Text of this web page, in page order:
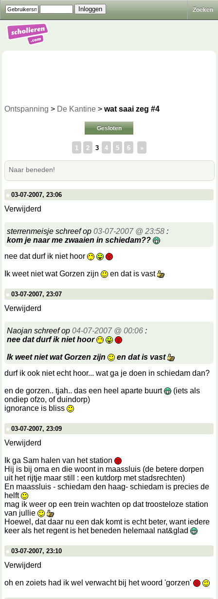
Zoeken
Ontspanning > De Kantine > wat saai zeg #4
Gesloten
1 2 3 4 5 6 »
Naar beneden!
03-07-2007, 23:06
Verwijderd
sterrenmeisje schreef op 03-07-2007 @ 23:58 :
kom je naar me zwaaien in schiedam??
nee dat durf ik niet hoor
Ik weet niet wat Gorzen zijn en dat is vast
03-07-2007, 23:07
Verwijderd
Naojan schreef op 04-07-2007 @ 00:06 :
nee dat durf ik niet hoor
Ik weet niet wat Gorzen zijn
en dat is vast
durf ik ook niet echt hoor... wat ga je doen in schiedam dan?
en de gorzen.. tjah.. das een heel aparte buurt
(iets als
ondiep ofzo, of duindorp)
ignorance is bliss
03-07-2007, 23:09
Verwijderd
Ik ga Sam halen van het station
Hij is bij oma en die woont in maassluis (de betere dorpen
uit het rijtje maar still : een kutdorp met stadsrechten)
En maassluis - schiedam den haag- schiedam is precies de
helft
mag ik weer op een trein wachten op dat troosteloze station
van jullie
Hoewel, dat daar nu een dak komt is echt beter, want iedere
keer als het regent is het beneden helemaal nat&glad
03-07-2007, 23:10
Verwijderd
oh en zoiets had ik wel verwacht bij het woord 'gorzen'